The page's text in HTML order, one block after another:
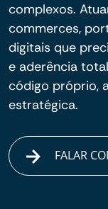
complexos.
commerces,
digitais que
e aderência
código próprio,
estratégica.
FALAR